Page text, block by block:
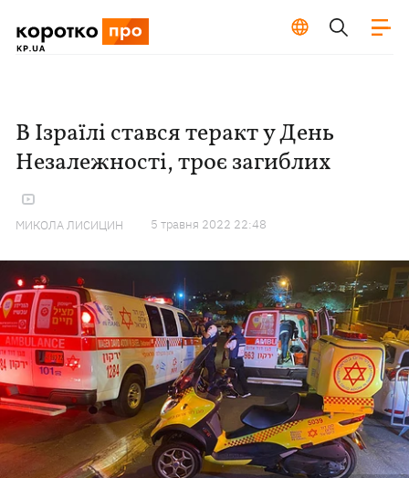
В Ізраїлі стався теракт у День
Незалежності, троє загиблих
МИКОЛА ЛИСИЦИН 5 травня 2022 22:48